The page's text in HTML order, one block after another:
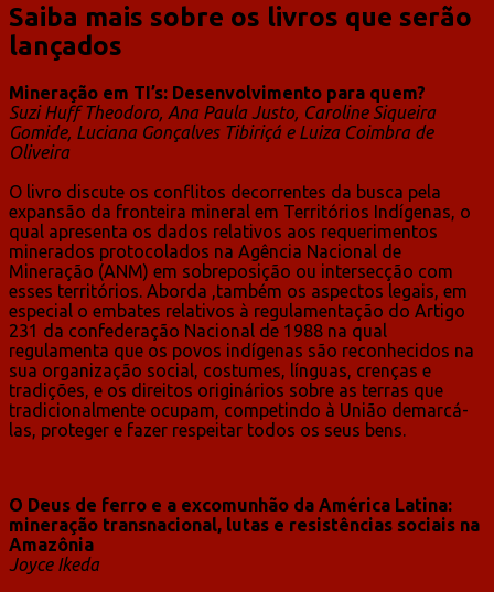
Saiba mais sobre os livros que serão
lançados
Mineração em TI’s: Desenvolvimento para quem?
Suzi Huff Theodoro, Ana Paula Justo, Caroline Siqueira
Gomide, Luciana Gonçalves Tibiriçá e Luiza Coimbra de
Oliveira
O livro discute os conflitos decorrentes da busca pela
expansão da fronteira mineral em Territórios Indígenas, o
qual apresenta os dados relativos aos requerimentos
minerados protocolados na Agência Nacional de
Mineração (ANM) em sobreposição ou intersecção com
esses territórios. Aborda ,também os aspectos legais, em
especial o embates relativos à regulamentação do Artigo
231 da confederação Nacional de 1988 na qual
regulamenta que os povos indígenas são reconhecidos na
sua organização social, costumes, línguas, crenças e
tradições, e os direitos originários sobre as terras que
tradicionalmente ocupam, competindo à União demarcá-
las, proteger e fazer respeitar todos os seus bens.
O Deus de ferro e a excomunhão da América Latina:
mineração transnacional, lutas e resistências sociais na
Amazônia
Joyce Ikeda